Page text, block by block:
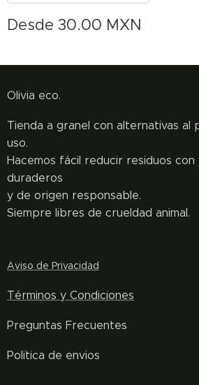
Desde 30.00 MXN
Olivia eco.
Tienda a granel con alternativas al
uso.
Hacemos fácil reducir residuos
duraderos
y de origen responsable.
Siempre libres de crueldad animal.
Aviso de Privacidad
Términos y Condiciones
Preguntas Frecuentes
Politica de envios